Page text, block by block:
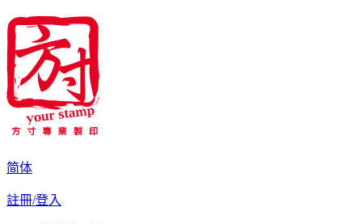
简体
註冊/登入